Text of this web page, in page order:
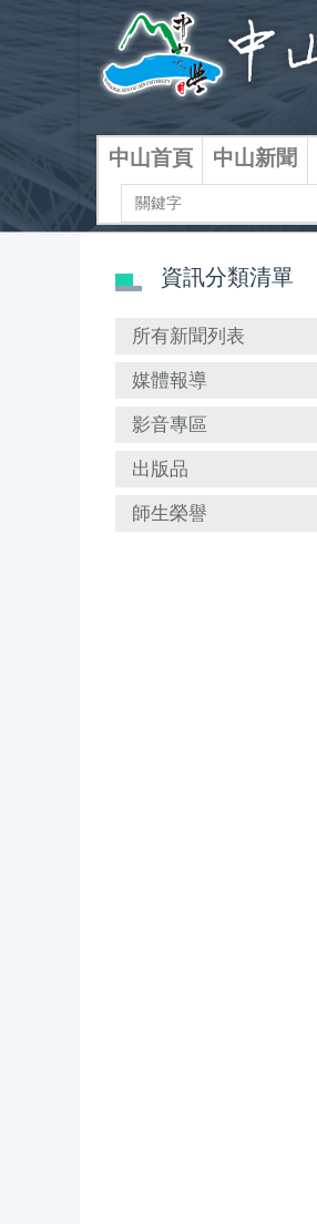
區
中山首頁 中山新聞
資訊分類清單
所有新聞列表
媒體報導
影音專區
出版品
師生榮譽